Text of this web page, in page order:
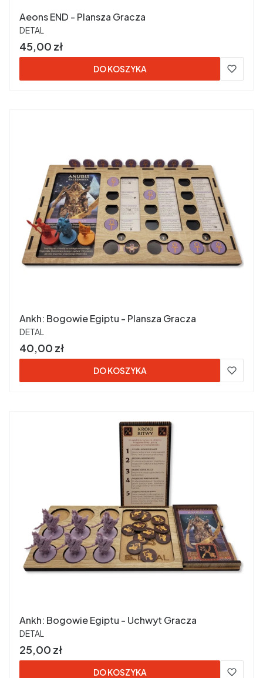
Aeons END - Plansza Gracza
PRODUCENT
DETAL
Cena
45,00 zł
DO KOSZYKA
Ankh: Bogowie Egiptu - Plansza Gracza
PRODUCENT
DETAL
Cena
40,00 zł
DO KOSZYKA
Ankh: Bogowie Egiptu - Uchwyt Gracza
PRODUCENT
DETAL
Cena
25,00 zł
DO KOSZYKA